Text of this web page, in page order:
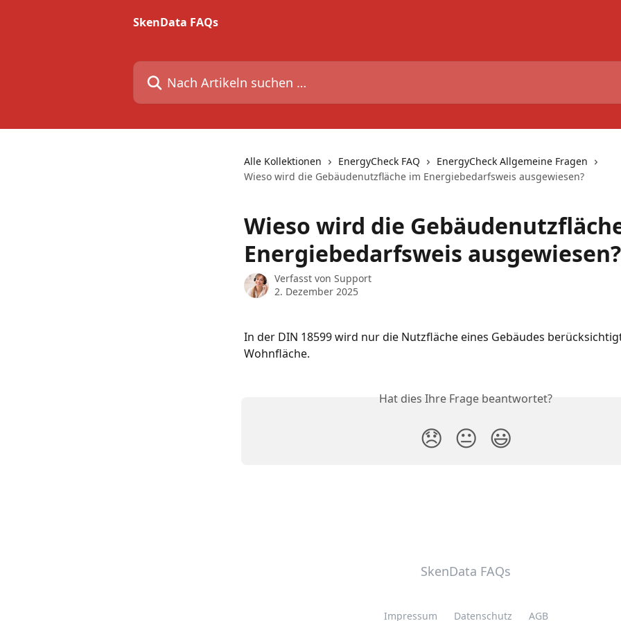
SkenData FAQs
Nach Artikeln suchen …
Alle Kollektionen EnergyCheck FAQ
EnergyCheck Allgemeine Fragen
Wieso wird die Gebäudenutzfläche im Energiebedarfsweis ausgewiesen?
Wieso wird die
Energiebedarfsweis ausgewiesen?
Verfasst von Support
2. Dezember 2025
In der DIN 18599 wird nur die Nutzfläche eines Gebäudes
Wohnfläche.
Hat dies Ihre Frage beantwortet?
😞 😐 😃
SkenData FAQs
Impressum Datenschutz AGB